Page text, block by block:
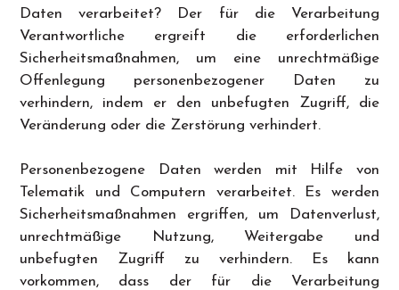
Daten verarbeitet? Der für die Verarbeitung
Verantwortliche ergreift die erforderlichen
Sicherheitsmaßnahmen, um eine unrechtmäßige
Offenlegung personenbezogener Daten zu
verhindern, indem er den unbefugten Zugriff, die
Veränderung oder die Zerstörung verhindert.
Personenbezogene Daten werden mit Hilfe von
Telematik und Computern verarbeitet. Es werden
Sicherheitsmaßnahmen ergriffen, um Datenverlust,
unrechtmäßige Nutzung, Weitergabe und
unbefugten Zugriff zu verhindern. Es kann
vorkommen, dass der für die Verarbeitung